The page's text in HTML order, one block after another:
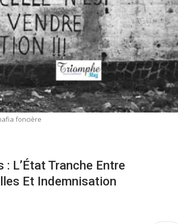
foncière
L’État Tranche Entre
Et Indemnisation